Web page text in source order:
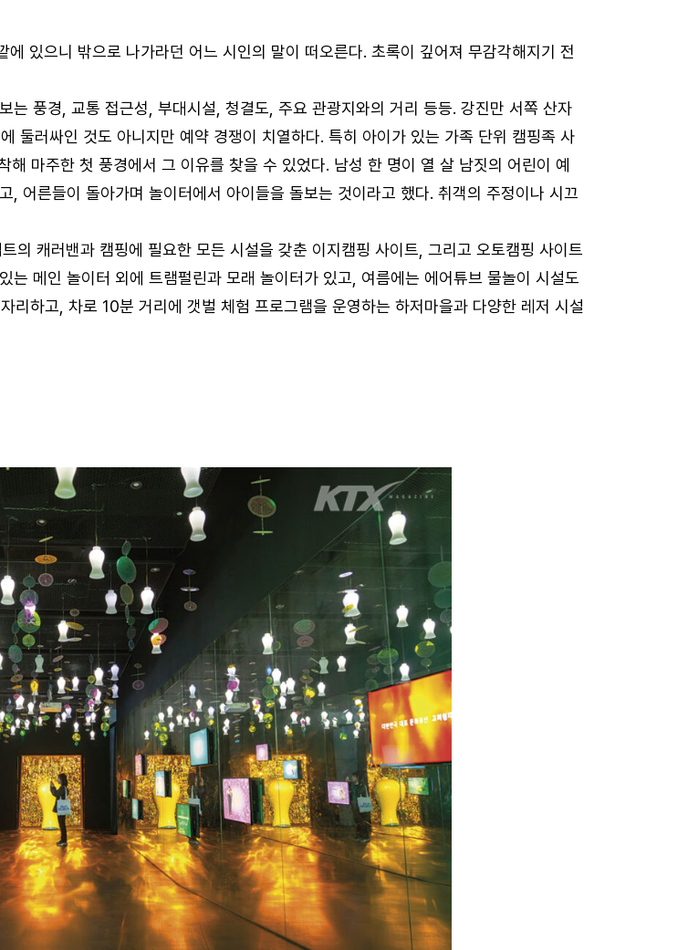
있으니 밖으로 나가라던 어느 시인의 말이 떠오른다. 초록이 깊어져 무감각해지기 전
는 풍경, 교통 접근성, 부대시설, 청결도, 주요 관광지와의 거리 등등. 강진만 서쪽 산자
둘러싸인 것도 아니지만 예약 경쟁이 치열하다. 특히 아이가 있는 가족 단위 캠핑족 사
해 마주한 첫 풍경에서 그 이유를 찾을 수 있었다. 남성 한 명이 열 살 남짓의 어린이 예
어른들이 돌아가며 놀이터에서 아이들을 돌보는 것이라고 했다. 취객의 주정이나 시끄
의 캐러밴과 캠핑에 필요한 모든 시설을 갖춘 이지캠핑 사이트, 그리고 오토캠핑 사이트
메인 놀이터 외에 트램펄린과 모래 놀이터가 있고, 여름에는 에어튜브 물놀이 시설도
리하고, 차로 10분 거리에 갯벌 체험 프로그램을 운영하는 하저마을과 다양한 레저 시설